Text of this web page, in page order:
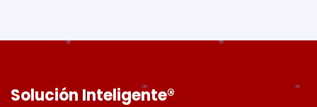
Solución Inteligente®️